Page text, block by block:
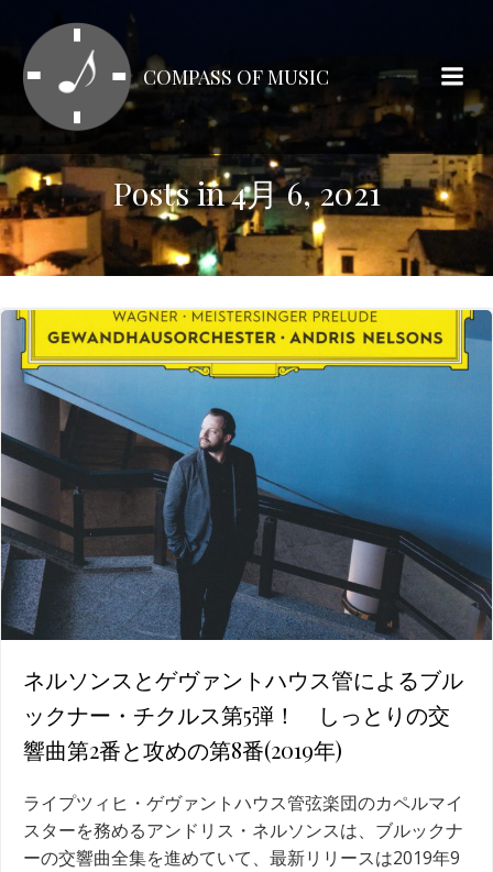
テ
ン
ツ
ス
キ
ッ
プ
COMPASS OF MUSIC
Posts in 4月 6, 2021
ネルソンスとゲヴァントハウス管によるブル
ックナー・チクルス第5弾！ しっとりの交
響曲第2番と攻めの第8番(2019年)
ライプツィヒ・ゲヴァントハウス管弦楽団のカペルマイ
スターを務めるアンドリス・ネルソンスは、ブルックナ
ーの交響曲全集を進めていて、最新リリースは2019年9